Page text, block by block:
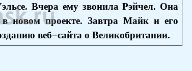
Вчера ему звонила Рэйчел. Она
новом проекте. Завтра Майк и его
веб−сайта о Великобритании.